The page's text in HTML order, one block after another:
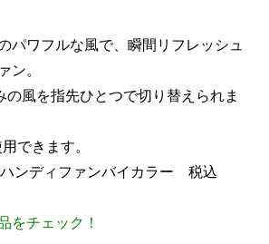
パワフルな風で、瞬間リフレッシュ
。
の風を指先ひとつで切り替えられま
できます。
ンディファンバイカラー 税込
をチェック ！